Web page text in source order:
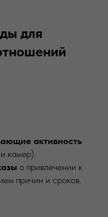
для
активность
камер).
о привлечении к
причин и сроков.